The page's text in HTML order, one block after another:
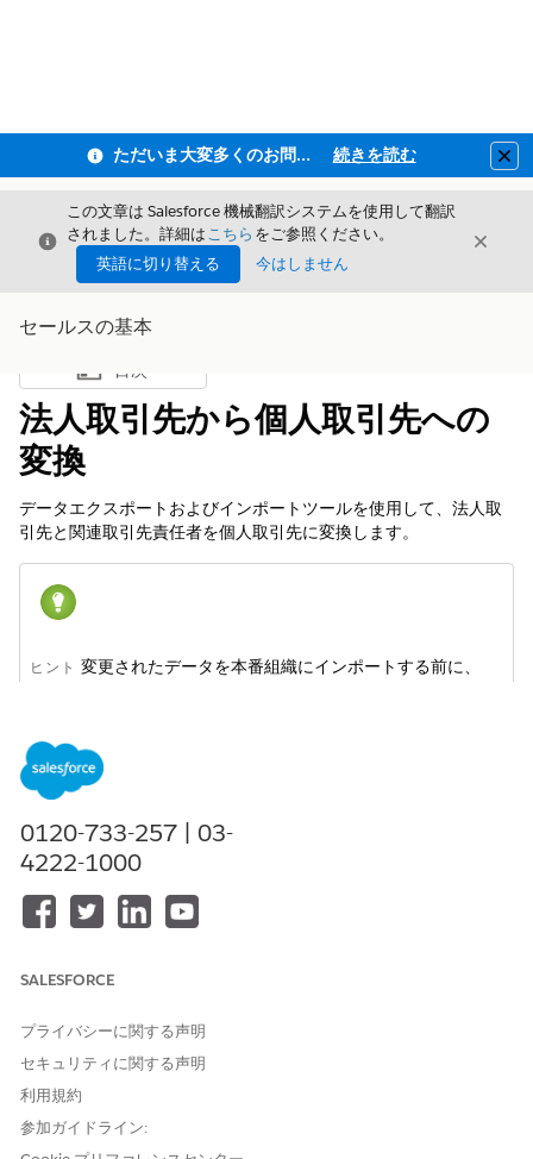
ただいま大変多くのお問い合わせをいただいており、ご連絡までにお時間を頂戴しております 続きを読む
閉じる
この文章は Salesforce 機械翻訳システムを使用して翻訳
されました。詳細はこちら をご参照ください。
英語に切り替える
今はしません
閉じる
セールスの基本
目次を表示
目次
法人取引先から個人取引先への
変換
データエクスポートおよびインポートツールを使用して、法人取
引先と関連取引先責任者を個人取引先に変換します。
ヒント 変更されたデータを本番組織にインポートする前に、
「Sandbox の概要
法人取引先から個人取引先への
ます。
データをバックアップします。
人取引先に変換する準備」に記載されている前提条件を満たし
ていることを確認します。
コード ID を取得します。
ポートします。
Microsoft Excel などのツールを使用してエクスポートファイ
エクスポート ファイルで、変換に含め
を削除します。
0120-733-257 | 03-
4222-1000
SALESFORCE
プライバシーに関する声明
セキュリティに関する声明
利用規約
参加ガイドライン: